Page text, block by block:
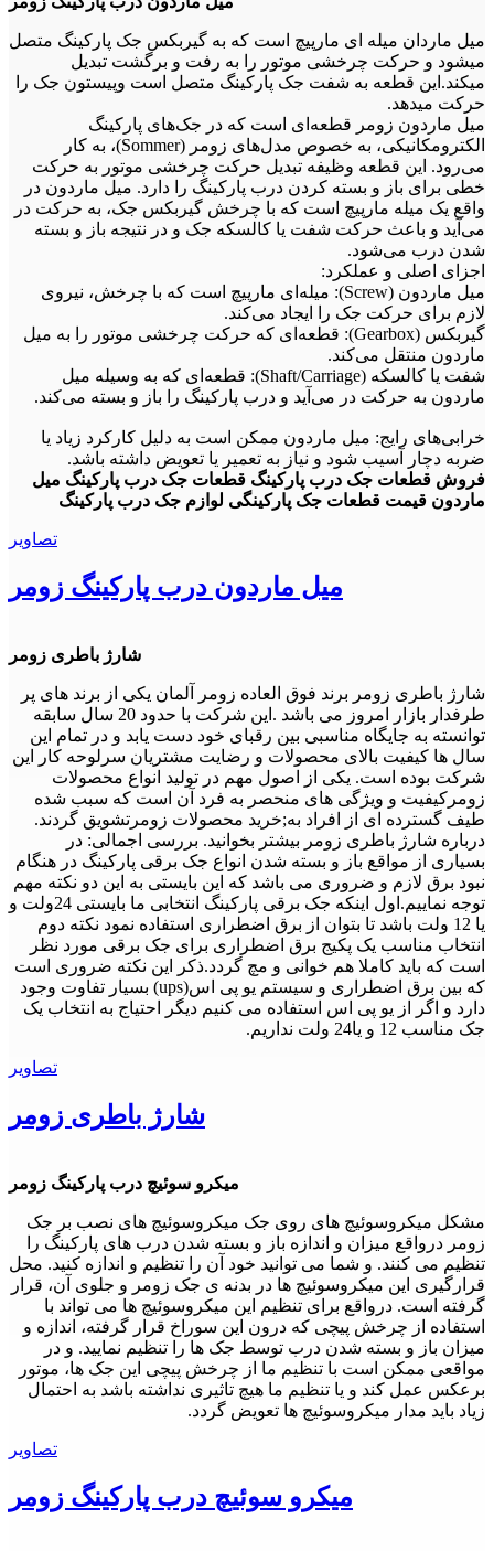
میل ماردان میله ای مارپیچ است که به گیربکس جک پارکینگ متصل
میشود و حرکت چرخشی موتور را به رفت و برگشت تبدیل
میکند.این قطعه به شفت جک پارکینگ متصل است وپیستون جک را
حرکت میدهد.
میل ماردون زومر قطعه‌ای است که در جک‌های پارکینگ
الکترومکانیکی، به خصوص مدل‌های زومر (Sommer)، به کار
می‌رود. این قطعه وظیفه تبدیل حرکت چرخشی موتور به حرکت
خطی برای باز و بسته کردن درب پارکینگ را دارد. میل ماردون در
واقع یک میله مارپیچ است که با چرخش گیربکس جک، به حرکت در
می‌آید و باعث حرکت شفت یا کالسکه جک و در نتیجه باز و بسته
شدن درب می‌شود.
اجزای اصلی و عملکرد:
میل ماردون (Screw): میله‌ای مارپیچ است که با چرخش، نیروی
لازم برای حرکت جک را ایجاد می‌کند.
گیربکس (Gearbox): قطعه‌ای که حرکت چرخشی موتور را به میل
ماردون منتقل می‌کند.
شفت یا کالسکه (Shaft/Carriage): قطعه‌ای که به وسیله میل
ماردون به حرکت در می‌آید و درب پارکینگ را باز و بسته می‌کند.
خرابی‌های رایج: میل ماردون ممکن است به دلیل کارکرد زیاد یا
ضربه دچار آسیب شود و نیاز به تعمیر یا تعویض داشته باشد.
فروش قطعات جک درب پارکینگ قطعات جک درب پارکینگ میل
ماردون قیمت قطعات جک پارکینگی لوازم جک درب پارکینگ
تصاویر
میل ماردون درب پارکینگ زومر
شارژ باطری زومر
شارژ باطری زومر برند فوق العاده زومر آلمان یکی از برند های پر
طرفدار بازار امروز می باشد .این شرکت با حدود 20 سال سابقه
توانسته به جایگاه مناسبی بین رقبای خود دست یابد و در تمام این
سال ها کیفیت بالای محصولات و رضایت مشتریان سرلوحه کار این
شرکت بوده است. یکی از اصول مهم در تولید انواع محصولات
زومرکیفیت و ویژگی های منحصر به فرد آن است که سبب شده
طیف گسترده ای از افراد به;خرید محصولات زومرتشویق گردند.
درباره شارژ باطری زومر بیشتر بخوانید. بررسی اجمالی: در
بسیاری از مواقع باز و بسته شدن انواع جک برقی پارکینگ در هنگام
نبود برق لازم و ضروری می باشد که این بایستی به این دو نکته مهم
توجه نماییم.اول اینکه جک برقی پارکینگ انتخابی ما بایستی 24ولت و
یا 12 ولت باشد تا بتوان از برق اضطراری استفاده نمود نکته دوم
انتخاب مناسب یک پکیج برق اضطراری برای جک برقی مورد نظر
است که باید کاملا هم خوانی و مچ گردد.ذکر این نکته ضروری است
که بین برق اضطراری و سیستم یو پی اس(ups) بسیار تفاوت وجود
دارد و اگر از یو پی اس استفاده می کنیم دیگر احتیاج به انتخاب یک
جک مناسب 12 و یا24 ولت نداریم.
تصاویر
شارژ باطری زومر
میکرو سوئیچ درب پارکینگ زومر
مشکل میکروسوئیچ های روی جک میکروسوئیچ های نصب بر جک
زومر درواقع میزان و اندازه باز و بسته شدن درب های پارکینگ را
تنظیم می کنند. و شما می توانید خود آن را تنظیم و اندازه کنید. محل
قرارگیری این میکروسوئیچ ها در بدنه ی جک زومر و جلوی آن، قرار
گرفته است. درواقع برای تنظیم این میکروسوئیچ ها می تواند با
استفاده از چرخش پیچی که درون این سوراخ قرار گرفته، اندازه و
میزان باز و بسته شدن درب توسط جک ها را تنظیم نمایید. و در
مواقعی ممکن است با تنظیم ما از چرخش پیچی این جک ها، موتور
برعکس عمل کند و یا تنظیم ما هیچ تاثیری نداشته باشد به احتمال
زیاد باید مدار میکروسوئیچ ها تعویض گردد.
تصاویر
میکرو سوئیچ درب پارکینگ زومر